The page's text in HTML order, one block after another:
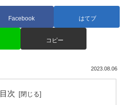
Facebook はてブ
コピー
2023.08.06
目次